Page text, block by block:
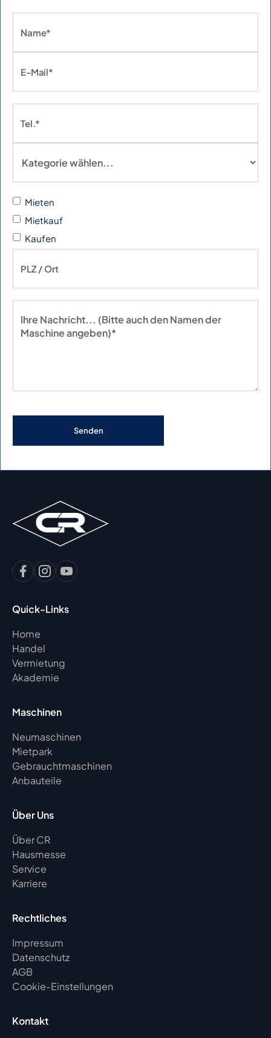
Mieten
Mietkauf
Kaufen
Quick-Links
Home
Handel
Vermietung
Akademie
Maschinen
Neumaschinen
Mietpark
Gebrauchtmaschinen
Anbauteile
Über Uns
Über CR
Hausmesse
Service
Karriere
Rechtliches
Impressum
Datenschutz
AGB
Cookie-Einstellungen
Kontakt